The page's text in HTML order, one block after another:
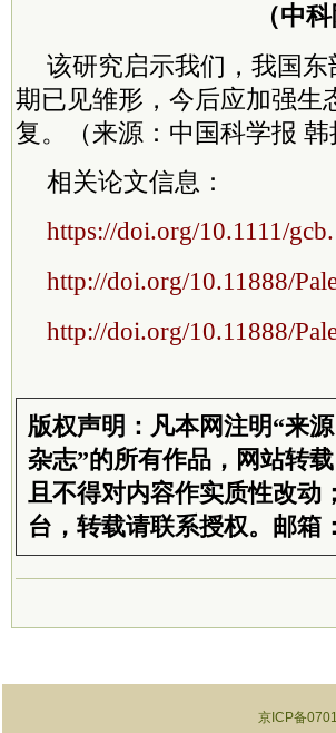
（中
该研究启示我们，我国
期已见雏形，今后应加强生
复。
（来源：中国科学报 韩
相关论文信息：
https://doi.org/10.1111/
http://doi.org/10.11888/
http://doi.org/10.11888/
版权声明：凡本网注明“来
杂志”的所有作品，网站转
且不得对内容作实质性改动
台，转载请联系授权。邮箱
京ICP备